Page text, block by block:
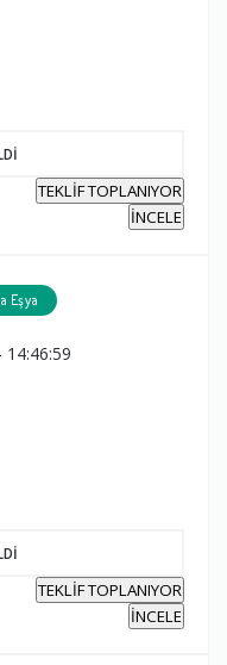
TEKLİF TOPLANIYOR
İNCELE
Eşya
14:46:59
TEKLİF TOPLANIYOR
İNCELE